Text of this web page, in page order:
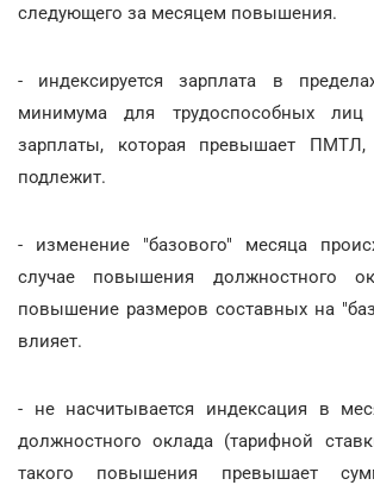
следующего за месяцем повышения.
- индексируется зарплата в
минимума для трудоспособных
зарплаты, которая превышает ПМТЛ,
подлежит.
- изменение "базового" месяца
случае повышения должностного
повышение размеров составных на
влияет.
- не насчитывается индексация в
должностного оклада (тарифной
такого повышения превышает